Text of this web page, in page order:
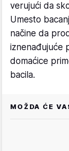
verujući da
Umesto
načine da
iznenađujuće
domaćice
bacila.
MOŽDA ĆE